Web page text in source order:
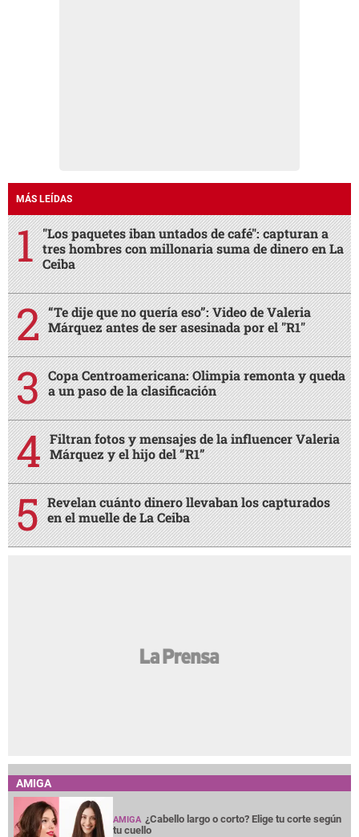
MÁS LEÍDAS
"Los paquetes iban untados de café": capturan a
tres hombres con millonaria suma de dinero en La
Ceiba
“Te dije que no quería eso”: Video de Valeria
Márquez antes de ser asesinada por el "R1"
Copa Centroamericana: Olimpia remonta y queda
a un paso de la clasificación
Filtran fotos y mensajes de la influencer Valeria
Márquez y el hijo del “R1”
Revelan cuánto dinero llevaban los capturados
en el muelle de La Ceiba
AMIGA
AMIGA ¿Cabello largo o corto? Elige tu corte según
tu cuello